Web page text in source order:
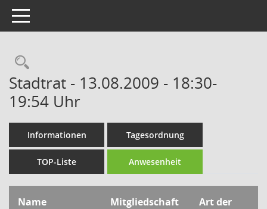
Toggle navigation
Rechercheauswahl
Stadtrat - 13.08.2009 - 18:30-
19:54 Uhr
Informationen Tagesordnung
TOP-Liste Anwesenheit
Name Mitgliedschaft
Art der